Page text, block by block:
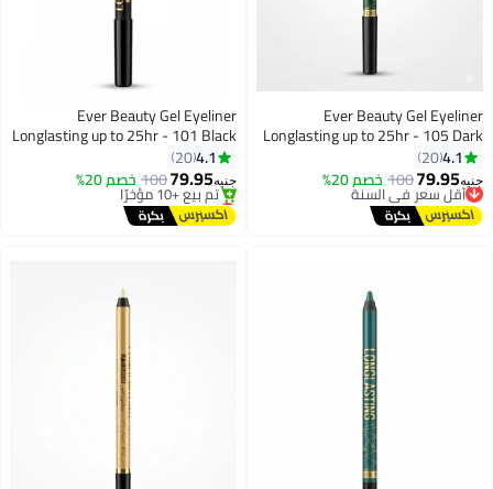
6
Ever Beauty Gel Eyeliner
Longlasting up to 25hr - 105 Dark
Green
4.1
20
جنيه79.95
100 خصم 20%
أقل سعر في السنة
توصيل مجاني
أقل سعر في السنة
6
Ever Beauty Gel Eyeliner
Longlasting up to 25hr - 101 Black
4.1
20
جنيه79.95
100 خصم 20%
أقل سعر في السنة
توصيل مجاني
تم بيع +10 مؤخرًا